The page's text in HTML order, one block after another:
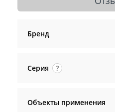
Бренд
Серия ?
Объекты применения